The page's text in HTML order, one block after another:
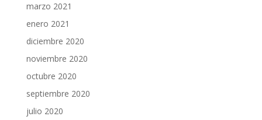
marzo 2021
enero 2021
diciembre 2020
noviembre 2020
octubre 2020
septiembre 2020
julio 2020